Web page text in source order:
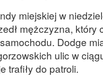
miejskiej w
mężczyzna, który
Dodge
ulic w
trafiły do patroli.